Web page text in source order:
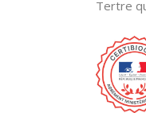
Tertre